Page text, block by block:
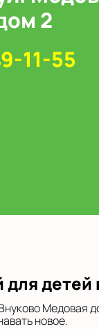
области
на карте
другой город
2
11-55
для
Медовая
новое.